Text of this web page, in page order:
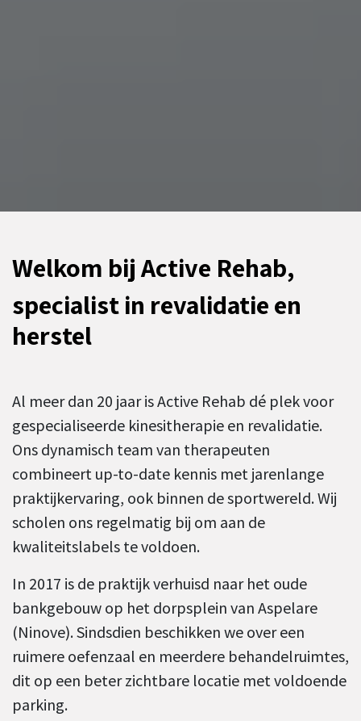
Welkom bij Active Rehab,
specialist in revalidatie en
herstel
Al meer dan 20 jaar is Active Rehab dé plek voor
gespecialiseerde kinesitherapie en revalidatie.
Ons dynamisch team van therapeuten
combineert up-to-date kennis met jarenlange
praktijkervaring, ook binnen de sportwereld. Wij
scholen ons regelmatig bij om aan de
kwaliteitslabels te voldoen.
In 2017 is de praktijk verhuisd naar het oude
bankgebouw op het dorpsplein van Aspelare
(Ninove). Sindsdien beschikken we over een
ruimere oefenzaal en meerdere behandelruimtes,
dit op een beter zichtbare locatie met voldoende
parking.